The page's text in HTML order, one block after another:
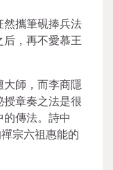
攜筆硯捧兵法
，再不愛慕王
師，而李商隱
章奏之法是很
傳法。詩中
宗六祖惠能的